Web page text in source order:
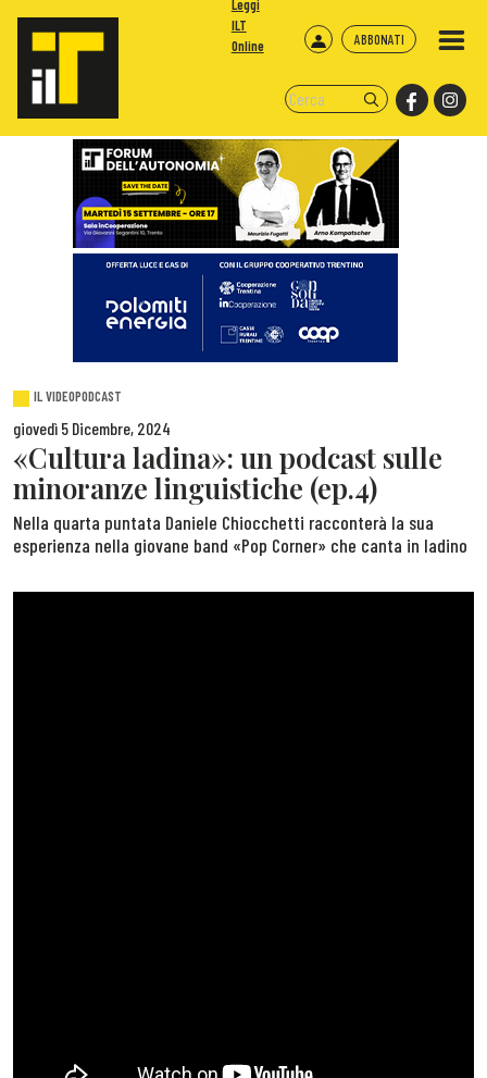
ABBONATI
Leggi
ILT
Online
IL VIDEOPODCAST
giovedì 5 Dicembre, 2024
«Cultura ladina»: un podcast sulle
minoranze linguistiche (ep.4)
Nella quarta puntata Daniele Chiocchetti racconterà la sua
esperienza nella giovane band «Pop Corner» che canta in ladino